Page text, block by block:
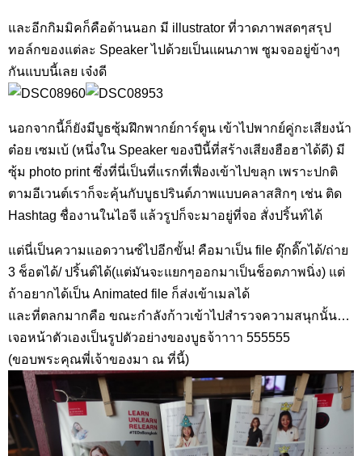
และอีกกิมมิคก็คือด้านนอก มี illustrator ที่วาดภาพสดๆสรุป
ทอล์กของแต่ละ Speaker ไปด้วยเป็นแผนภาพ ซูมจออยู่ข้างๆ
กันแบบนี้เลย เจ๋งดี
นอกจากนี้ก็ยังมีบูธซุ้มฝึกพากย์การ์ตูน เข้าไปพากย์คู่กะเสียงน้า
ต๋อย เซมเบ้ (หนึ่งใน Speaker ของปีนี้ที่สร้างเสียงฮือฮาได้ดี) มี
ซุ้ม photo print ซึ่งที่นี่เป็นที่แรกที่เฟื่องเข้าไปขลุก เพราะปกติ
ตามอีเวนต์เราก็จะคุ้นกับบูธปรินต์ภาพแบบคลาสสิกๆ เช่น ติด
Hashtag ชื่องานในไอจี แล้วรูปก็จะมาอยู่ที่จอ สั่งปริ้นท์ได้
แต่นี่เป็นความแอดวานซ์ไปอีกขั้น! คือมาเป็น file ดุ๊กดิ๊กได้/ถ่าย
3 ช็อตได้/ ปริ้นต์ได้(แต่มันจะแยกๆออกมาเป็นช็อตภาพนิ่ง) แต่
ถ้าอยากได้เป็น Animated file ก็ส่งเข้าเมลได้
และที่ตลกมากคือ ขณะกำลังก้าวเข้าไปสำรวจความสนุกนั้น…
เจอหน้าตัวเองเป็นรูปตัวอย่างของบูธจ้าาาา 555555
(ขอบพระคุณพี่เจ้าของมา ณ ที่นี้)